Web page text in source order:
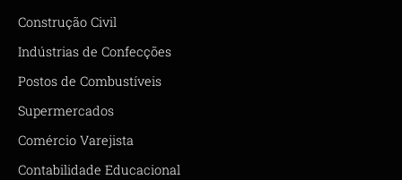
Construção Civil
Indústrias de Confecções
Postos de Combustíveis
Supermercados
Comércio Varejista
Contabilidade Educacional